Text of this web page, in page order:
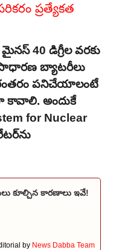
ప్రత్యేకత
40 డిగ్రీల వరకు
బ్యాటరీలు
పనిచేయాలంటే
కావాలి. అందుకే
for Nuclear
కూల్చిన కారణాలు ఇవే!
by News Dabba Team